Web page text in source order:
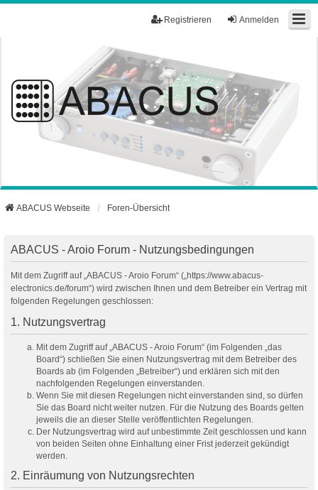
Anmelden
Registrieren
ABACUS Webseite Foren-Übersicht
ABACUS - Aroio Forum - Nutzungsbedingungen
Mit dem Zugriff auf „ABACUS - Aroio Forum“ („https://www.abacus-
electronics.de/forum“) wird zwischen Ihnen und dem Betreiber ein Vertrag mit
folgenden Regelungen geschlossen:
1. Nutzungsvertrag
Mit dem Zugriff auf „ABACUS - Aroio Forum“ (im Folgenden „das
Board“) schließen Sie einen Nutzungsvertrag mit dem Betreiber des
Boards ab (im Folgenden „Betreiber“) und erklären sich mit den
nachfolgenden Regelungen einverstanden.
Wenn Sie mit diesen Regelungen nicht einverstanden sind, so dürfen
Sie das Board nicht weiter nutzen. Für die Nutzung des Boards gelten
jeweils die an dieser Stelle veröffentlichten Regelungen.
Der Nutzungsvertrag wird auf unbestimmte Zeit geschlossen und kann
von beiden Seiten ohne Einhaltung einer Frist jederzeit gekündigt
werden.
2. Einräumung von Nutzungsrechten